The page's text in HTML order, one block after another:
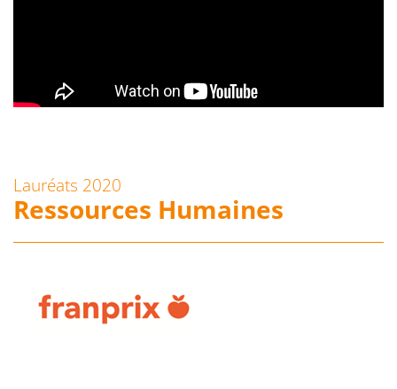
Lauréats 2020
Ressources Humaines